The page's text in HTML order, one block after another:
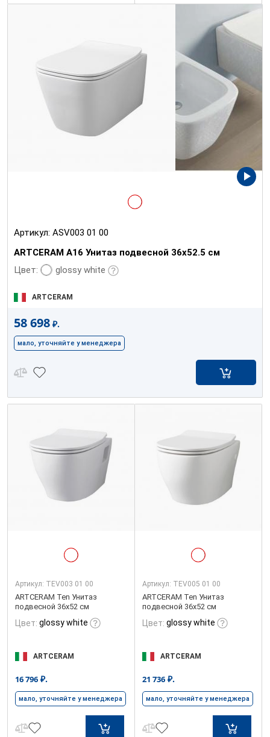
Артикул: ASV003 01 00
ARTCERAM A16 Унитаз подвесной 36х52.5 см
Цвет:
glossy white
ARTCERAM
58 698 ₽.
мало, уточняйте у менеджера
Артикул: TEV003 01 00
ARTCERAM Ten Унитаз
подвесной 36х52 см
Цвет: glossy white
ARTCERAM
16 796 ₽.
мало, уточняйте у менеджера
Артикул: TEV005 01 00
ARTCERAM Ten Унитаз
подвесной 36x52 см
Цвет: glossy white
ARTCERAM
21 736 ₽.
мало, уточняйте у менеджера